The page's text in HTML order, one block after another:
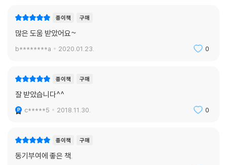
종이책 구매
많은 도움 받았어요~
b********a 2020.01.23. 0
종이책 구매
잘 받았습니다^^
c*****5 2018.11.30. 0
종이책 구매
동기부여에 좋은 책.